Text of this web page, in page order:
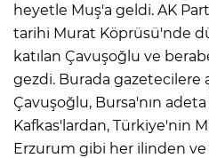
heyetle Muş'a geldi. AK
tarihi Murat Köprüsü'nde
katılan Çavuşoğlu ve
gezdi. Burada gazetecilere
Çavuşoğlu, Bursa'nın
Kafkas'lardan, Türkiye'nin
Erzurum gibi her ilinden ve